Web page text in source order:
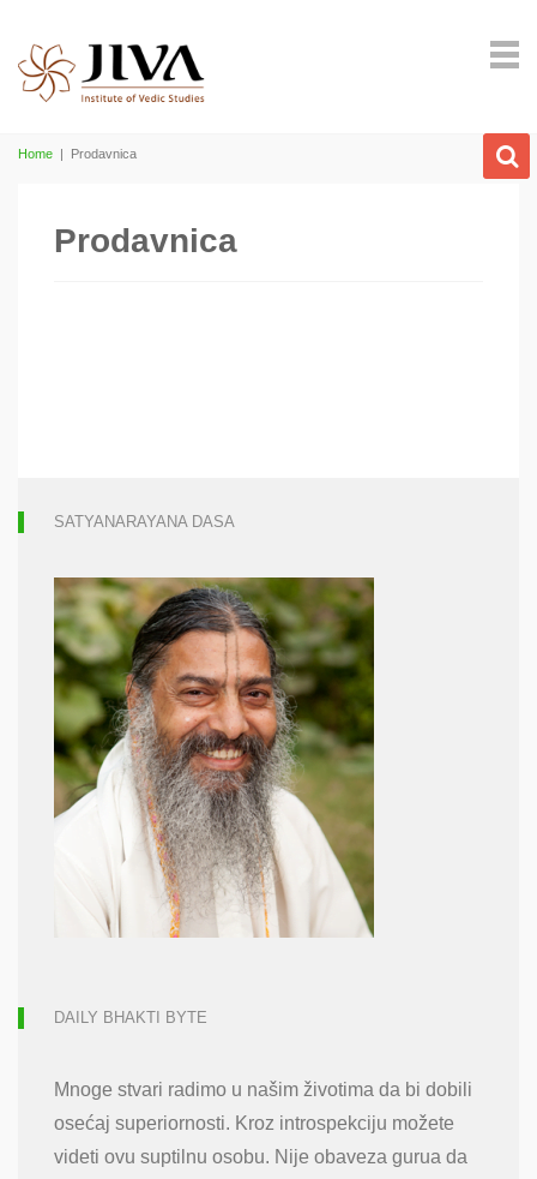
Home | Prodavnica
Prodavnica
SATYANARAYANA DASA
DAILY BHAKTI BYTE
Mnoge stvari radimo u našim životima da bi dobili
osećaj superiornosti. Kroz introspekciju možete
videti ovu suptilnu osobu. Nije obaveza gurua da